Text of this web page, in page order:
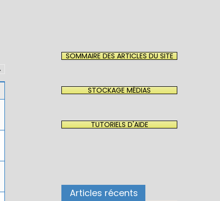
SOMMAIRE DES ARTICLES DU SITE
STOCKAGE MÉDIAS
TUTORIELS D'AIDE
Articles récents